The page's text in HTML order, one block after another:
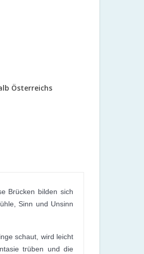
Österreichs
Brücken bilden sich
Sinn und Unsinn
schaut, wird leicht
trüben und die